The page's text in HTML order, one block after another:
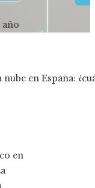
año
en España:
en